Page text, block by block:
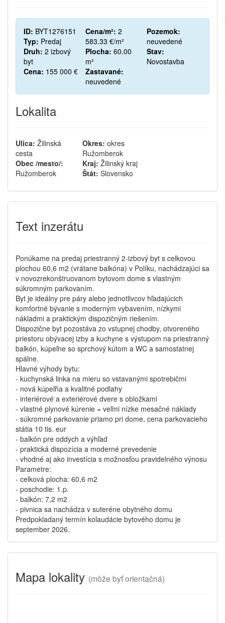
ID: BYT1276151
Typ: Predaj
Druh:
byt
Cena: 155 000 €
Cena/m²:
583.33 €/m²
Plocha:
m²
Zastavané:
neuvedené
Pozemok:
neuvedené
Stav:
Novostavba
Lokalita
Ulica:
cesta
Obec /mesto/:
Ružomberok
Okres: okres
Ružomberok
Kraj: Žilinský kraj
Štát: Slovensko
Text inzerátu
Ponúkame na predaj priestranný 2-izbový byt s celkovou
plochou 60,6 m2 (vrátane balkóna) v Políku, nachádzajúci sa
v novozrekonštruovanom bytovom dome s vlastným
súkromným parkovaním.
Byt je ideálny pre páry alebo jednotlivcov hľadajúcich
komfortné bývanie s moderným vybavením, nízkymi
nákladmi a praktickým dispozičným riešením.
Dispozične byt pozostáva zo vstupnej chodby, otvoreného
priestoru obývacej izby a kuchyne s výstupom na priestranný
balkón, kúpeľne so sprchový kútom a WC a samostatnej
spálne.
Hlavné výhody bytu:
- kuchynská linka na mieru so vstavanými spotrebičmi
- nová kúpeľňa a kvalitné podlahy
- interiérové a exteriérové dvere s obložkami
- vlastné plynové kúrenie = veľmi nízke mesačné náklady
- súkromné parkovanie priamo pri dome, cena parkovacieho
státia 10 tis. eur
- balkón pre oddych a výhľad
- praktická dispozícia a moderné prevedenie
- vhodné aj ako investícia s možnosťou pravidelného výnosu
Parametre:
- celková plocha: 60,6 m2
- poschodie: 1.p.
- balkón: 7,2 m2
- pivnica sa nachádza v suteréne obytného domu
Predpokladaný termín kolaudácie bytového domu je
september 2026.
Mapa lokality (môže byť orientačná)